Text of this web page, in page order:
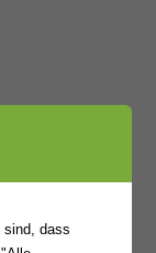
DIN A4
sind, dass